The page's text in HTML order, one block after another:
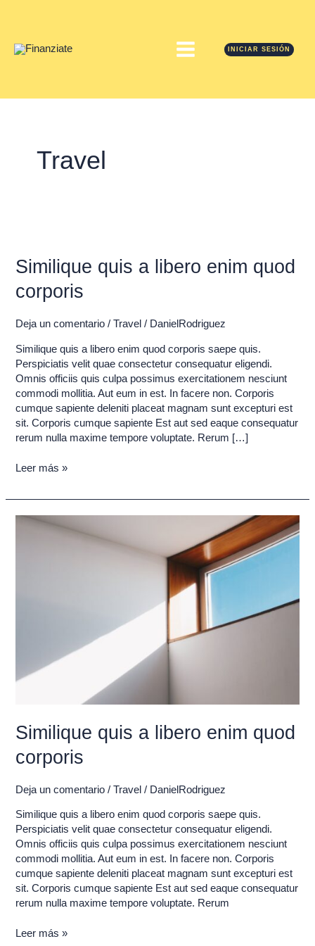
MENU
INICIAR SESIÓN
Travel
Similique quis a libero enim quod
corporis
Deja un comentario /Travel / DanielRodriguez
Similique quis a libero enim quod corporis saepe quis.
Perspiciatis velit quae consectetur consequatur eligendi.
Omnis officiis quis culpa possimus exercitationem nesciunt
commodi mollitia. Aut eum in est. In facere non. Corporis
cumque sapiente deleniti placeat magnam sunt excepturi est
sit. Corporis cumque sapiente Est aut sed eaque consequatur
rerum nulla maxime tempore voluptate. Rerum […]
a
libero
enim
corporis
Leer más »
Similique quis a libero enim quod
corporis
Deja un comentario /Travel / DanielRodriguez
Similique quis a libero enim quod corporis saepe quis.
Perspiciatis velit quae consectetur consequatur eligendi.
Omnis officiis quis culpa possimus exercitationem nesciunt
commodi mollitia. Aut eum in est. In facere non. Corporis
cumque sapiente deleniti placeat magnam sunt excepturi est
sit. Corporis cumque sapiente Est aut sed eaque consequatur
rerum nulla maxime tempore voluptate. Rerum
Similique
Leer más »